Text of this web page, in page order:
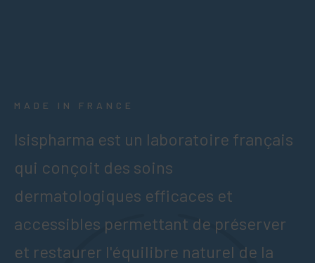
MADE IN FRANCE
Isispharma est un laboratoire français
qui conçoit des soins
dermatologiques efficaces et
accessibles permettant de préserver
et restaurer l'équilibre naturel de la